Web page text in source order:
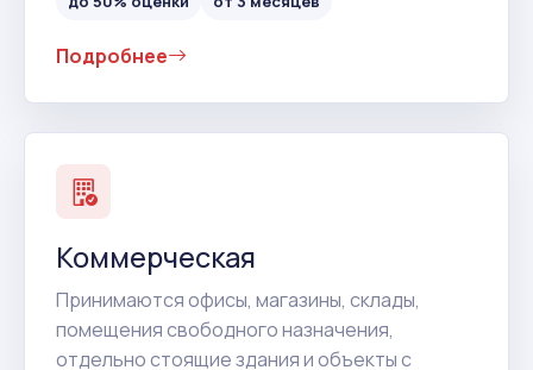
Подробнее
Коммерческая
Принимаются офисы, магазины, склады,
помещения свободного назначения,
отдельно стоящие здания и объекты с